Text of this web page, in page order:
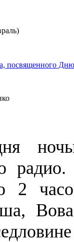
посвященного Дню
2